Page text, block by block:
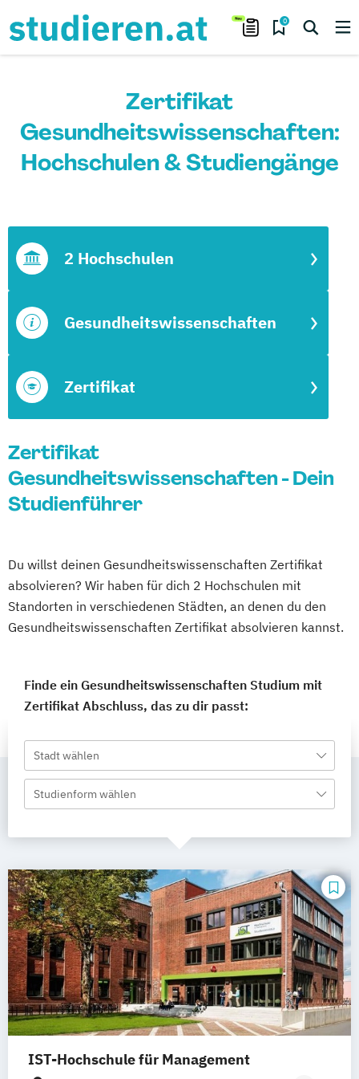
0
Zertifikat
Gesundheitswissenschaften:
Hochschulen & Studiengänge
Zertifikat
Gesundheitswissenschaften
2 Hochschulen
Zertifikat
Gesundheitswissenschaften - Dein
Studienführer
Du willst deinen Gesundheitswissenschaften Zertifikat
absolvieren? Wir haben für dich 2 Hochschulen mit
Standorten in verschiedenen Städten, an denen du den
Gesundheitswissenschaften Zertifikat absolvieren kannst.
Finde ein Gesundheitswissenschaften Studium mit
Zertifikat Abschluss, das zu dir passt:
Stadt wählen
Studienform wählen
IST-Hochschule für Management